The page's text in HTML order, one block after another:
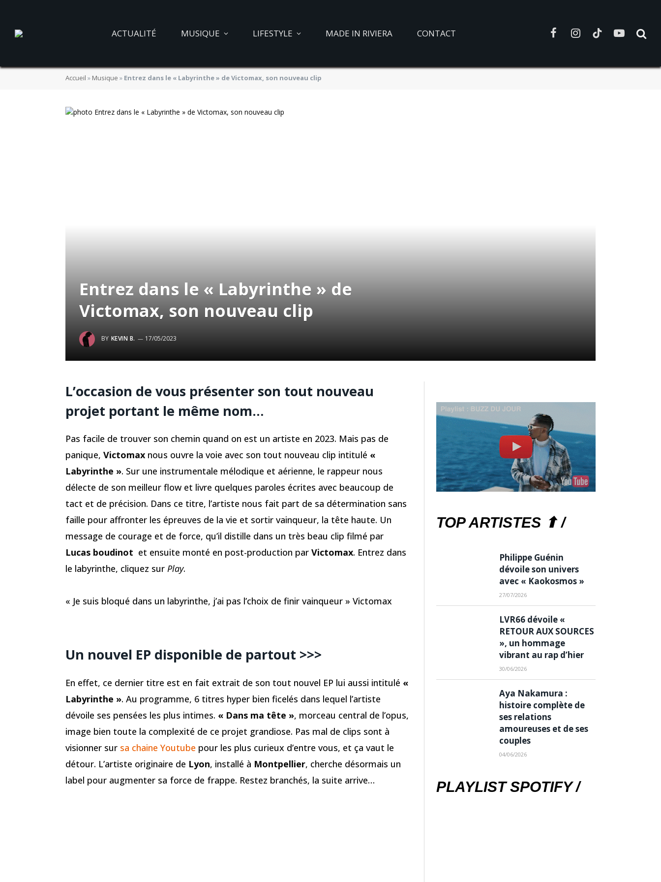
ACTUALITÉ MUSIQUE LIFESTYLE MADE IN RIVIERA CONTACT FacebookInstagramTikTokYouTube
Accueil » Musique » Entrez dans le « Labyrinthe » de Victomax, son nouveau clip
Entrez dans le « Labyrinthe » de
Victomax, son nouveau clip
BY KEVIN B. 17/05/2023
L’occasion de vous présenter son tout nouveau
projet portant le même nom…
Pas facile de trouver son chemin quand on est un artiste en 2023. Mais pas de
panique, Victomax nous ouvre la voie avec son tout nouveau clip intitulé «
Labyrinthe ». Sur une instrumentale mélodique et aérienne, le rappeur nous
délecte de son meilleur flow et livre quelques paroles écrites avec beaucoup de
tact et de précision. Dans ce titre, l’artiste nous fait part de sa détermination sans
faille pour affronter les épreuves de la vie et sortir vainqueur, la tête haute. Un
message de courage et de force, qu’il distille dans un très beau clip filmé par
Lucas boudinot et ensuite monté en post-production par Victomax. Entrez dans
le labyrinthe, cliquez sur Play.
« Je suis bloqué dans un labyrinthe, j’ai pas l’choix de finir vainqueur » Victomax
Un nouvel EP disponible de partout >>>
En effet, ce dernier titre est en fait extrait de son tout nouvel EP lui aussi intitulé «
Labyrinthe ». Au programme, 6 titres hyper bien ficelés dans lequel l’artiste
dévoile ses pensées les plus intimes. « Dans ma tête », morceau central de l’opus,
image bien toute la complexité de ce projet grandiose. Pas mal de clips sont à
visionner sur sa chaine Youtube pour les plus curieux d’entre vous, et ça vaut le
détour. L’artiste originaire de Lyon, installé à Montpellier, cherche désormais un
label pour augmenter sa force de frappe. Restez branchés, la suite arrive…
TOP ARTISTES ⬆ /
Philippe Guénin
dévoile son univers
avec « Kaokosmos »
27/07/2026
LVR66 dévoile «
RETOUR AUX SOURCES
», un hommage
vibrant au rap d’hier
30/06/2026
Aya Nakamura :
histoire complète de
ses relations
amoureuses et de ses
couples
04/06/2026
PLAYLIST SPOTIFY /